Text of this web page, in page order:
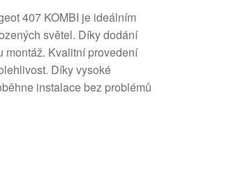
407 KOMBI je ideálním
světel. Díky dodání
montáž. Kvalitní provedení
Díky vysoké
instalace bez problémů